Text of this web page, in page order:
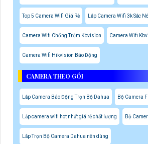
Top 5 Camera Wifi Giá Rẻ Lắp Camera Wifi 3k Sắc
Camera Wifi Chống Trộm Kbvision Camera Wifi
Camera Wifi Hikvision Báo Động
CAMERA THEO GÓI
Lắp Camera Báo Động Trọn Bộ Dahua Bộ Camera
Lắp camera wifi hot nhất giá rẻ chất lượng Bộ
Lắp Trọn Bộ Camera Dahua nên dùng